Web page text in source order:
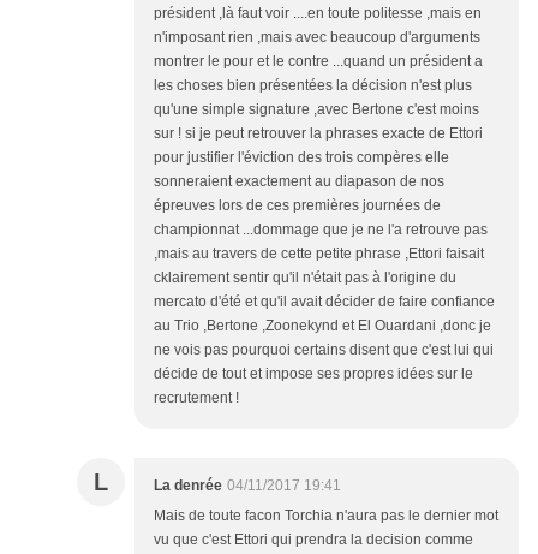
président ,là faut voir ....en toute politesse ,mais en
n'imposant rien ,mais avec beaucoup d'arguments
montrer le pour et le contre ...quand un président a
les choses bien présentées la décision n'est plus
qu'une simple signature ,avec Bertone c'est moins
sur ! si je peut retrouver la phrases exacte de Ettori
pour justifier l'éviction des trois compères elle
sonneraient exactement au diapason de nos
épreuves lors de ces premières journées de
championnat ...dommage que je ne l'a retrouve pas
,mais au travers de cette petite phrase ,Ettori faisait
cklairement sentir qu'il n'était pas à l'origine du
mercato d'été et qu'il avait décider de faire confiance
au Trio ,Bertone ,Zoonekynd et El Ouardani ,donc je
ne vois pas pourquoi certains disent que c'est lui qui
décide de tout et impose ses propres idées sur le
recrutement !
L La denrée 04/11/2017 19:41
Mais de toute facon Torchia n'aura pas le dernier mot
vu que c'est Ettori qui prendra la decision comme